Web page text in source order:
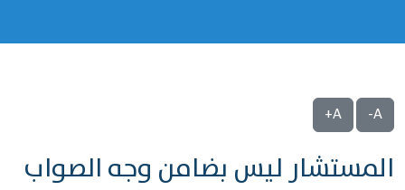
A-
A+
المستشار ليس بضامن وجه الصواب